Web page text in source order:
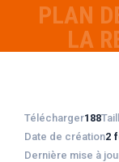
PLAN
LA
Télécharger188
Date de création2
Dernière mise à